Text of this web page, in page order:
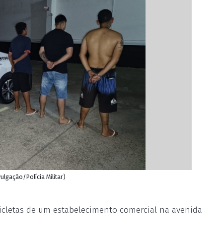
Polícia Militar)
de um estabelecimento comercial na avenida